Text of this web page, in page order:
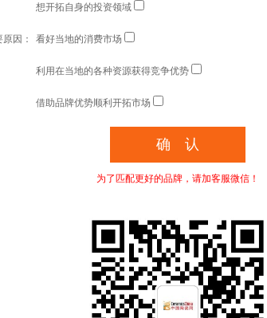
因：
想开拓自身的投资领域
看好当地的消费市场
利用在当地的各种资源获得竞争优势
借助品牌优势顺利开拓市场
为了匹配更好的品牌，请加客服微信！